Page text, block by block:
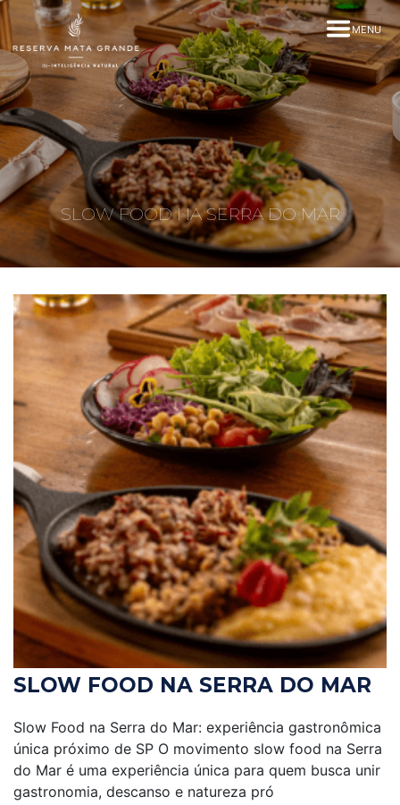
MENU
SLOW FOOD NA SERRA DO MAR
SLOW FOOD NA SERRA DO MAR
Slow Food na Serra do Mar: experiência gastronômica
única próximo de SP O movimento slow food na Serra
do Mar é uma experiência única para quem busca unir
gastronomia, descanso e natureza pró